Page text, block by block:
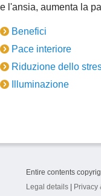
e l'ansia, aumenta la
Benefici
Pace interiore
Riduzione dello
Illuminazione
Entire contents
Legal details
Privacy